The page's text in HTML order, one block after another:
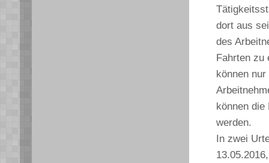
dort aus
des
Fahrten zu
können
können die
werden.
In zwei